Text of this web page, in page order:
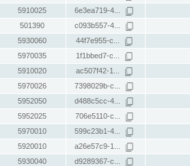
5910025 6e3ea719-4...
501390 c093b557-4...
5930060 44f7e955-c...
5970035 1f1bbed7-c...
5910020 ac507f42-1...
5970026 7398029b-c...
5952050 d488c5cc-4...
5952025 706e5110-c...
5970010 599c23b1-4...
5920010 a26e57c9-1...
5930040 d9289367-c...